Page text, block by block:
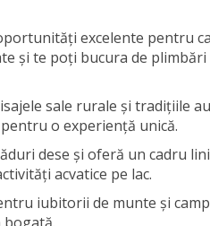
excelente pentru
și te poți bucura de plimbări
sale rurale și tradițiile
o experiență unică.
dese și oferă un cadru
acvatice pe lac.
iubitorii de munte și